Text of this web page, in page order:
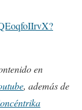
en
, además de